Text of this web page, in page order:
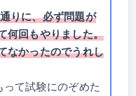
りに、必ず問題が
何回もやりました。
なかったのでうれし
て試験にのぞめた